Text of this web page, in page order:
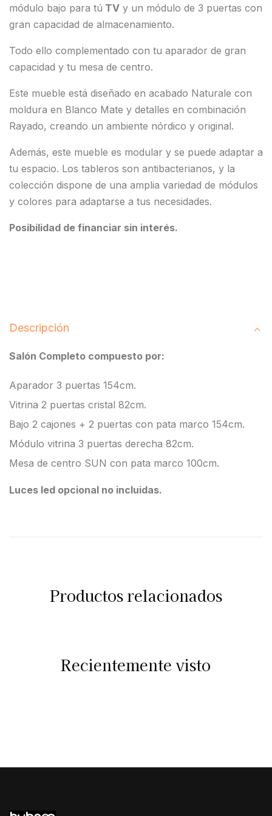
módulo bajo para tú TV y un módulo de 3 puertas con
gran capacidad de almacenamiento.
Todo ello complementado con tu aparador de gran
capacidad y tu mesa de centro.
Este mueble está diseñado en acabado Naturale con
moldura en Blanco Mate y detalles en combinación
Rayado, creando un ambiente nórdico y original.
Además, este mueble es modular y se puede adaptar a
tu espacio. Los tableros son antibacterianos, y la
colección dispone de una amplia variedad de módulos
y colores para adaptarse a tus necesidades.
Posibilidad de financiar sin interés.
Descripción
Salón Completo compuesto por:
Aparador 3 puertas 154cm.
Vitrina 2 puertas cristal 82cm.
Bajo 2 cajones + 2 puertas con pata marco 154cm.
Módulo vitrina 3 puertas derecha 82cm.
Mesa de centro SUN con pata marco 100cm.
Luces led opcional no incluidas.
Productos relacionados
Recientemente visto